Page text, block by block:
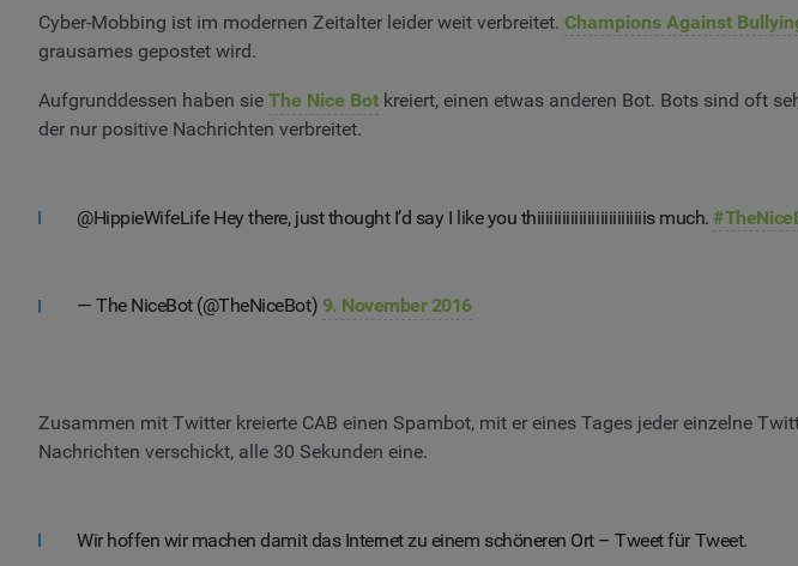
Cyber-Mobbing ist im modernen Zeitalter leider weit verbreitet. Champions Against
grausames gepostet wird.
Aufgrunddessen haben sie The Nice Bot kreiert, einen etwas anderen Bot. Bots sind oft
der nur positive Nachrichten verbreitet.
@HippieWifeLife Hey there, just thought I’d say I like you thiiiiiiiiiiiiiiiiiiiiiiiiiis much.
— The NiceBot (@TheNiceBot) 9. November 2016
Zusammen mit Twitter kreierte CAB einen Spambot, mit er eines Tages jeder einzelne
Nachrichten verschickt, alle 30 Sekunden eine.
Wir hoffen wir machen damit das Internet zu einem schöneren Ort – Tweet für Tweet.